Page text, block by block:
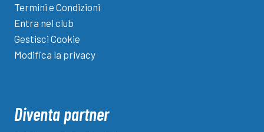
Termini e Condizioni
Entra nel club
Gestisci Cookie
Modifica la privacy
Diventa partner